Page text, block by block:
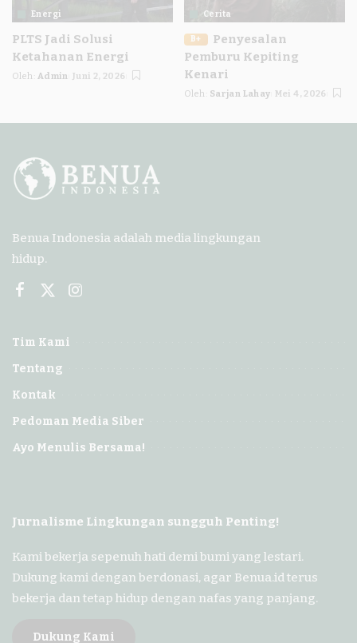
Energi
PLTS Jadi Solusi
Ketahanan Energi
Posted
Oleh: Admin Juni 2, 2026
Cerita
B+
Penyesalan
Pemburu Kepiting
Kenari
Posted
Oleh: Sarjan Lahay Mei 4, 2026
Benua Indonesia adalah media lingkungan
hidup.
Tim Kami
Tentang
Kontak
Pedoman Media Siber
Ayo Menulis Bersama!
Jurnalisme Lingkungan sungguh Penting!
Kami bekerja sepenuh hati demi bumi yang lestari.
Dukung kami dengan berdonasi, agar Benua.id terus
bekerja dan tetap hidup dengan nafas yang panjang.
Dukung Kami